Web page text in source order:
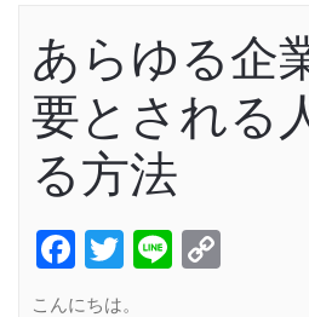
あらゆる企
要とされる
る方法
Facebook
Twitter
Line
こんにちは。